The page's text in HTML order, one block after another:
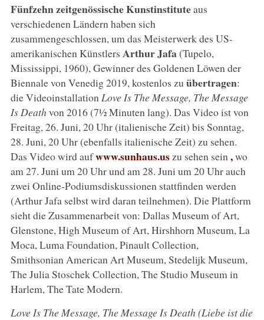
Fünfzehn zeitgenössische Kunstinstituteaus
verschiedenen Ländern haben sich
zusammengeschlossen, um das Meisterwerk des US-
amerikanischen Künstlers Arthur Jafa(Tupelo,
Mississippi, 1960), Gewinner des Goldenen Löwen der
Biennale von Venedig 2019, kostenlos zu übertragen:
die Videoinstallation Love Is The Message, The Message
Is Death von 2016 (7½ Minuten lang). Das Video ist von
Freitag, 26. Juni, 20 Uhr (italienische Zeit) bis Sonntag,
28. Juni, 20 Uhr (ebenfalls italienische Zeit) zu sehen.
Das Video wird aufwww.sunhaus.uszu sehen sein ,wo
am 27. Juni um 20 Uhr und am 28. Juni um 20 Uhr auch
zwei Online-Podiumsdiskussionen stattfinden werden
(Arthur Jafa selbst wird daran teilnehmen). Die Plattform
sieht die Zusammenarbeit von: Dallas Museum of Art,
Glenstone, High Museum of Art, Hirshhorn Museum, La
Moca, Luma Foundation, Pinault Collection,
Smithsonian American Art Museum, Stedelijk Museum,
The Julia Stoschek Collection, The Studio Museum in
Harlem, The Tate Modern.
Love Is The Message, The Message Is Death (Liebe ist die